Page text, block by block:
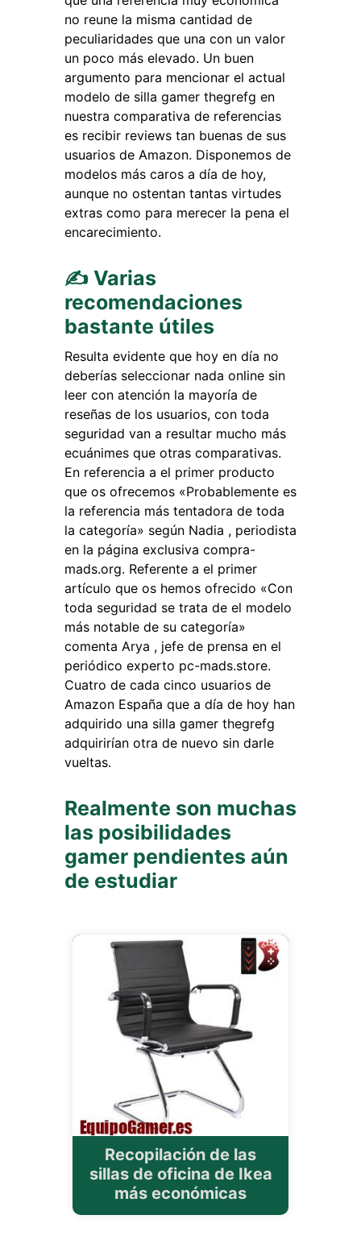
no reune la misma cantidad de
peculiaridades que una con un valor
un poco más elevado. Un buen
argumento para mencionar el actual
modelo de silla gamer thegrefg en
nuestra comparativa de referencias
es recibir reviews tan buenas de sus
usuarios de Amazon. Disponemos de
modelos más caros a día de hoy,
aunque no ostentan tantas virtudes
extras como para merecer la pena el
encarecimiento.
✍ Varias
recomendaciones
bastante útiles
Resulta evidente que hoy en día no
deberías seleccionar nada online sin
leer con atención la mayoría de
reseñas de los usuarios, con toda
seguridad van a resultar mucho más
ecuánimes que otras comparativas.
En referencia a el primer producto
que os ofrecemos «Probablemente es
la referencia más tentadora de toda
la categoría» según Nadia , periodista
en la página exclusiva compra-
mads.org. Referente a el primer
artículo que os hemos ofrecido «Con
toda seguridad se trata de el modelo
más notable de su categoría»
comenta Arya , jefe de prensa en el
periódico experto pc-mads.store.
Cuatro de cada cinco usuarios de
Amazon España que a día de hoy han
adquirido una silla gamer thegrefg
adquirirían otra de nuevo sin darle
vueltas.
Realmente son muchas
las posibilidades
gamer pendientes aún
de estudiar
Recopilación de las
sillas de oficina de Ikea
más económicas